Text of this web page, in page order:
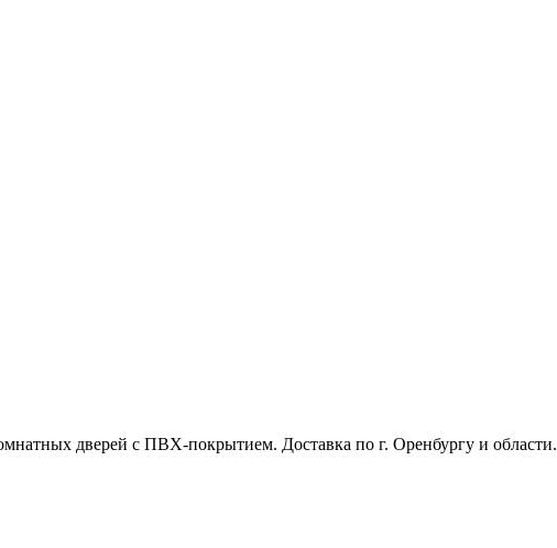
дверей с ПВХ-покрытием. Доставка по г. Оренбургу и области.